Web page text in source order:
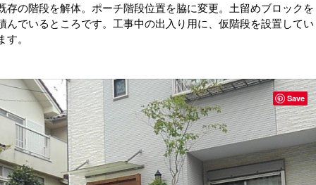
存の階段を解体。ポーチ階段位置を脇に変更。土留めブロックを
んでいるところです。工事中の出入り用に、仮階段を設置してい
す。
Save